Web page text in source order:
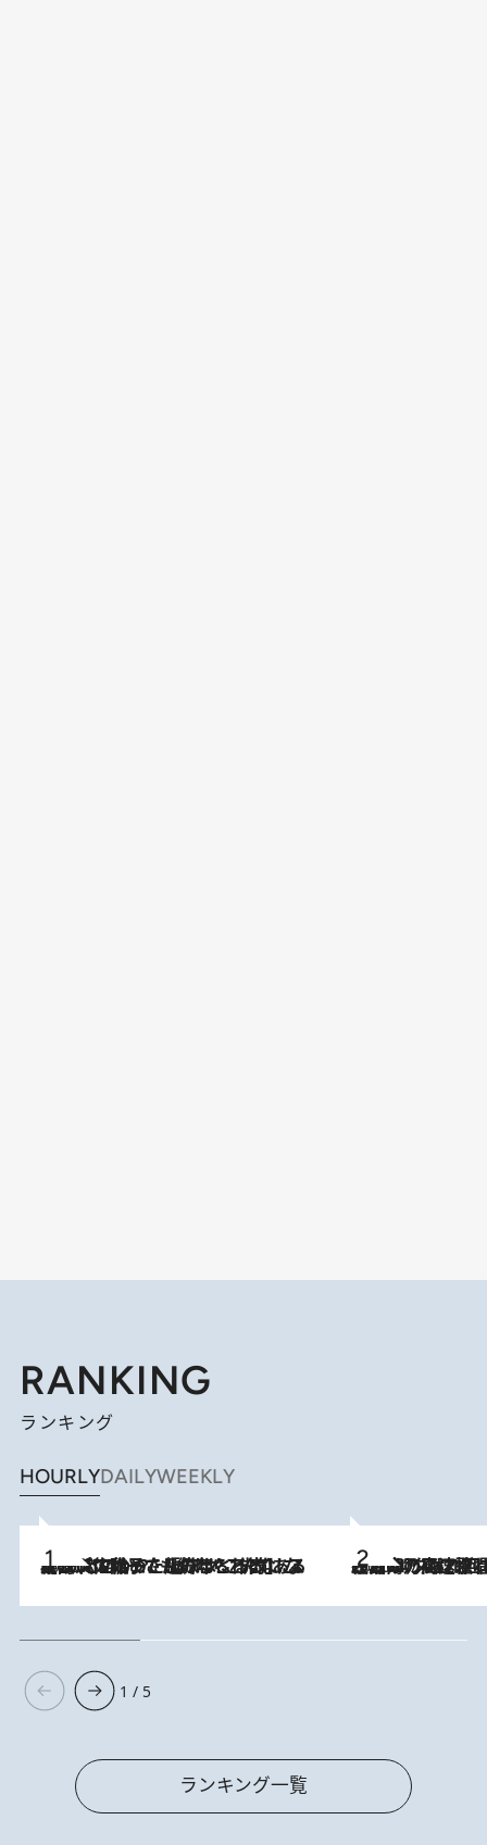
RANKING
ランキング
HOURLYDAILYWEEKLY
2026.8.5
【阿川佐和子さんの年とる力】なぜ70代で始めた趣味は“こんなに楽しい”のか？ ピアノ、俳句…スランプに陥っても続けられる“ある秘訣”とは 2026.8.7
「湘南乃風に憧れて」観客大盛上がりの“タオル回し”に、ラッパー顔負けの高速歌唱まで…さだまさし（74）のアグレッシブすぎる現在地
1 / 5
ランキング一覧